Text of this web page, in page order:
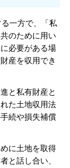
一方で、「私
のために用い
必要がある場
産を収用でき
と私有財産と
た土地収用法
続や損失補償
に土地を取得
と話し合い、